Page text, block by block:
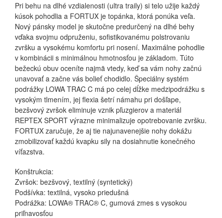
Pri behu na dlhé vzdialenosti (ultra traily) si telo užije každý
kúsok pohodlia a FORTUX je topánka, ktorá ponúka veľa.
Nový pánsky model je skutočne predurčený na dlhé behy
vďaka svojmu odpruženiu, sofistikovanému polstrovaniu
zvršku a vysokému komfortu pri nosení. Maximálne pohodlie
v kombinácii s minimálnou hmotnosťou je základom. Túto
bežeckú obuv oceníte najmä vtedy, keď sa vám nohy začnú
unavovať a začne vás bolieť chodidlo. Špeciálny systém
podrážky LOWA TRAC C má po celej dĺžke medzipodrážku s
vysokým tlmením, jej flexia šetrí námahu pri došľape,
bezšvový zvršok eliminuje vznik pľuzgierov a materiál
REPTEX SPORT výrazne minimalizuje opotrebovanie zvršku.
FORTUX zaručuje, že aj tie najunavenejšie nohy dokážu
zmobilizovať každú kvapku sily na dosiahnutie konečného
víťazstva.
Konštrukcia:
Zvršok: bezšvový, textilný (syntetický)
Podšívka: textilná, vysoko priedušná
Podrážka: LOWA® TRAC® C, gumová zmes s vysokou
priľnavosťou